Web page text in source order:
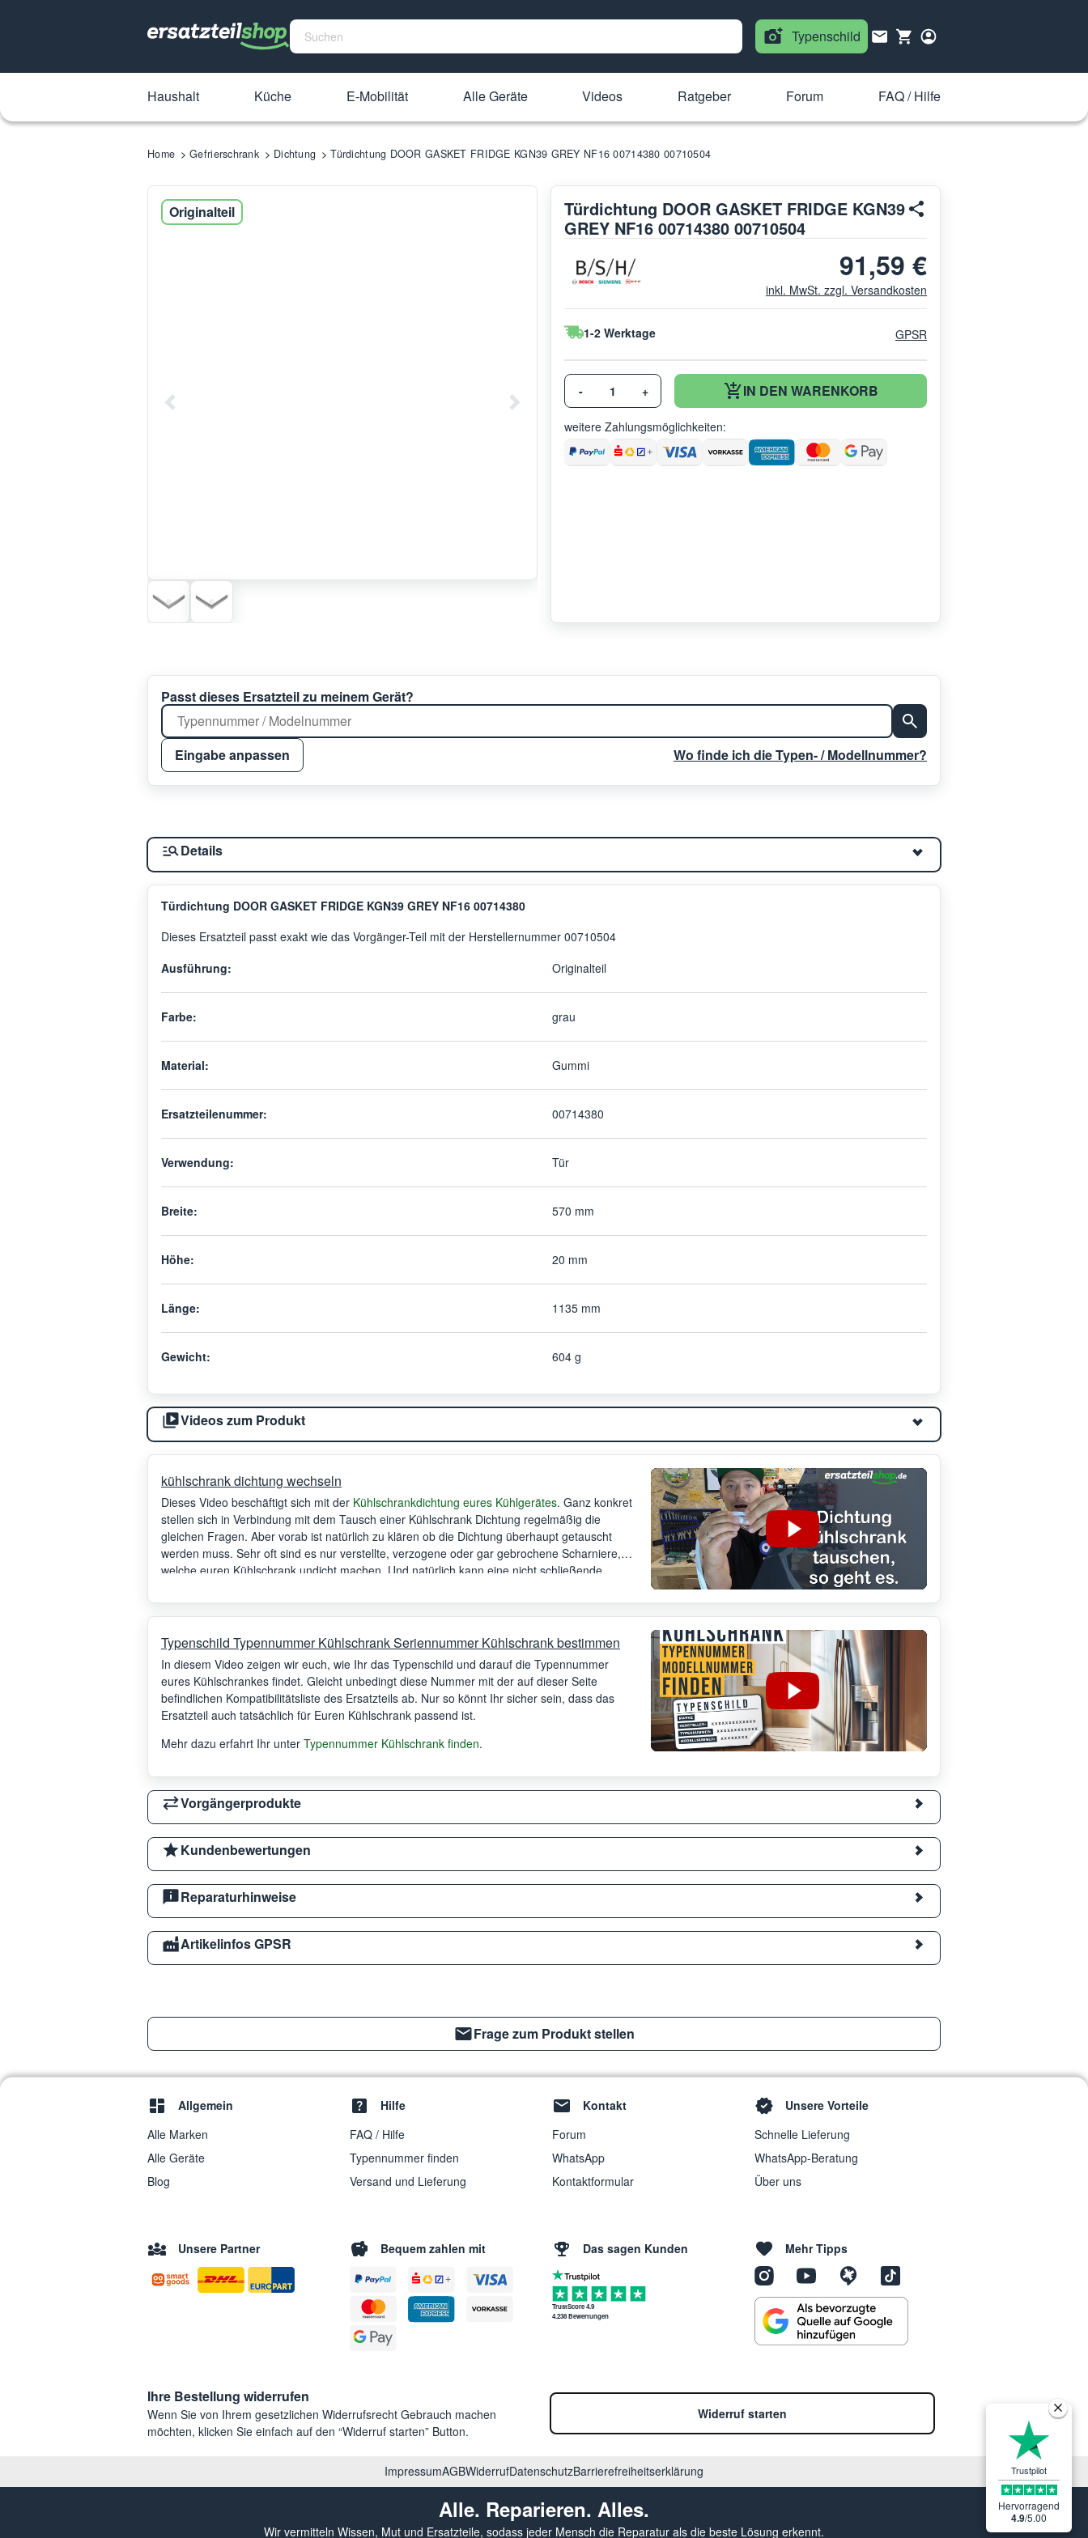
Typenschild
Haushalt Küche E-Mobilität Alle Geräte Videos Ratgeber Forum FAQ / Hilfe
Home Gefrierschrank Dichtung Türdichtung DOOR GASKET FRIDGE KGN39 GREY NF16 00714380 00710504
Originalteil
Türdichtung DOOR GASKET FRIDGE KGN39
GREY NF16 00714380 00710504
91,59 €
inkl. MwSt. zzgl. Versandkosten
1-2 Werktage GPSR
- + IN DEN WARENKORB
weitere Zahlungsmöglichkeiten:
Passt dieses Ersatzteil zu meinem Gerät?
Eingabe anpassen Wo finde ich die Typen- / Modellnummer?
Details
Türdichtung DOOR GASKET FRIDGE KGN39 GREY NF16 00714380
Dieses Ersatzteil passt exakt wie das Vorgänger-Teil mit der Herstellernummer 00710504
Ausführung:
Originalteil
Farbe: grau
Material: Gummi
Ersatzteilenummer: 00714380
Verwendung: Tür
Breite: 570 mm
Höhe: 20 mm
Länge: 1135 mm
Gewicht: 604 g
Videos zum Produkt
kühlschrank dichtung wechseln
Dieses Video beschäftigt sich mit der Kühlschrankdichtung eures Kühlgerätes. Ganz konkret
stellen sich in Verbindung mit dem Tausch einer Kühlschrank Dichtung regelmäßig die
gleichen Fragen. Aber vorab ist natürlich zu klären ob die Dichtung überhaupt getauscht
werden muss. Sehr oft sind es nur verstellte, verzogene oder gar gebrochene Scharniere,
welche euren Kühlschrank undicht machen. Und natürlich kann eine nicht schließende
dem Tausch der Dichtung diese beiden Sachverhalte ausschließen.
Typenschild Typennummer Kühlschrank Seriennummer Kühlschrank bestimmen
In diesem Video zeigen wir euch, wie Ihr das Typenschild und darauf die Typennummer
eures Kühlschrankes findet. Gleicht unbedingt diese Nummer mit der auf dieser Seite
befindlichen Kompatibilitätsliste des Ersatzteils ab. Nur so könnt Ihr sicher sein, dass das
Ersatzteil auch tatsächlich für Euren Kühlschrank passend ist.
Mehr dazu erfahrt Ihr unter Typennummer Kühlschrank finden.
Vorgängerprodukte
Kundenbewertungen
Reparaturhinweise
Artikelinfos GPSR
Frage zum Produkt stellen
Allgemein
Alle Marken
Alle Geräte
Blog
Hilfe
FAQ / Hilfe
Typennummer finden
Versand und Lieferung
Kontakt
Forum
WhatsApp
Kontaktformular
Unsere Vorteile
Schnelle Lieferung
WhatsApp-Beratung
Über uns
Unsere Partner Bequem zahlen mit Das sagen Kunden
TrustScore 4.9
4.238 Bewertungen
Mehr Tipps
Ihre Bestellung widerrufen
Wenn Sie von Ihrem gesetzlichen Widerrufsrecht Gebrauch machen
möchten, klicken Sie einfach auf den “Widerruf starten” Button.
Widerruf starten
ImpressumAGBWiderrufDatenschutzBarrierefreiheitserklärung
Alle. Reparieren. Alles.
Wir vermitteln Wissen, Mut und Ersatzteile, sodass jeder Mensch die Reparatur als die beste Lösung erkennt.
Trustpilot
Hervorragend
4.9/5.00